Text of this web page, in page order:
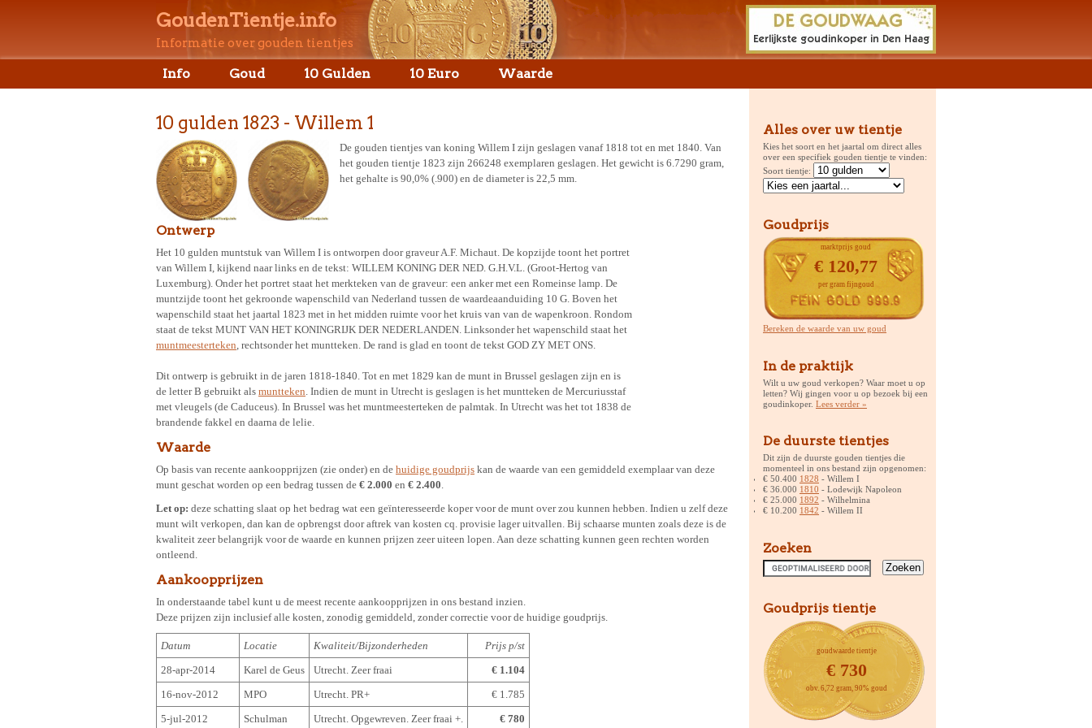
GoudenTientje.info
Informatie over gouden tientjes
Info Goud 10 Gulden 10 Euro Waarde
10 gulden 1823 - Willem 1
De gouden tientjes van koning Willem I zijn geslagen vanaf 1818 tot en met 1840. Van
het gouden tientje 1823 zijn 266248 exemplaren geslagen. Het gewicht is 6.7290 gram,
het gehalte is 90,0% (.900) en de diameter is 22,5 mm.
Ontwerp
Het 10 gulden muntstuk van Willem I is ontworpen door graveur A.F. Michaut. De kopzijde toont het portret
van Willem I, kijkend naar links en de tekst: WILLEM KONING DER NED. G.H.V.L. (Groot-Hertog van
Luxemburg). Onder het portret staat het merkteken van de graveur: een anker met een Romeinse lamp. De
muntzijde toont het gekroonde wapenschild van Nederland tussen de waardeaanduiding 10 G. Boven het
wapenschild staat het jaartal 1823 met in het midden ruimte voor het kruis van van de wapenkroon. Rondom
staat de tekst MUNT VAN HET KONINGRIJK DER NEDERLANDEN. Linksonder het wapenschild staat het
muntmeesterteken , rechtsonder het muntteken. De rand is glad en toont de tekst GOD ZY MET ONS.
Dit ontwerp is gebruikt in de jaren 1818-1840. Tot en met 1829 kan de munt in Brussel geslagen zijn en is
de letter B gebruikt als muntteken . Indien de munt in Utrecht is geslagen is het muntteken de Mercuriusstaf
met vleugels (de Caduceus). In Brussel was het muntmeesterteken de palmtak. In Utrecht was het tot 1838 de
brandende fakkel en daarna de lelie.
Waarde
Op basis van recente aankoopprijzen (zie onder) en de huidige goudprijs kan de waarde van een gemiddeld exemplaar van deze
munt geschat worden op een bedrag tussen de € 2.000 en € 2.400
Let op: deze schatting slaat op het bedrag wat een geïnteresseerde koper voor de munt over zou kunnen hebben. Indien u zelf deze
munt wilt verkopen, dan kan de opbrengst door aftrek van kosten cq. provisie lager uitvallen. Bij schaarse munten zoals deze is de
kwaliteit zeer belangrijk voor de waarde en kunnen prijzen zeer uiteen lopen. Aan deze schatting kunnen geen rechten worden
ontleend.
Aankoopprijzen
In onderstaande tabel kunt u de meest recente aankoopprijzen in ons bestand inzien.
Deze prijzen zijn inclusief alle kosten, zonodig gemiddeld, zonder correctie voor de huidige goudprijs.
Datum Locatie Kwaliteit/Bijzonderheden
Prijs p/st
28-apr-2014
Karel de Geus Utrecht. Zeer fraai
€ 1.104
16-nov-2012
MPO Utrecht. PR+
€ 1.785
5-jul-2012
Schulman Utrecht. Opgewreven. Zeer fraai +.
€ 780
Alles over uw tientje
Kies het soort en het jaartal om direct alles
over een specifiek gouden tientje te vinden:
Soort tientje:
Goudprijs
marktprijs goud
€ 120,77
per gram fijngoud
Bereken de waarde van uw goud
In de praktijk
Wilt u uw goud verkopen? Waar moet u op
letten? Wij gingen voor u op bezoek bij een
goudinkoper. Lees verder »
De duurste tientjes
Dit zijn de duurste gouden tientjes die
momenteel in ons bestand zijn opgenomen:
€ 50.400 1828 - Willem I
€ 36.000 1810 - Lodewijk Napoleon
€ 25.000 1892 - Wilhelmina
€ 10.200 1842 - Willem II
Zoeken
Goudprijs tientje
goudwaarde tientje
€ 730
obv. 6,72 gram, 90% goud